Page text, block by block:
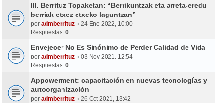
III. Berrituz Topaketan: “Berrikuntzak eta arreta-eredu
berriak etxez etxeko laguntzan”
por admberrituz » 24 Ene 2022, 10:00
Respuestas: 0
Envejecer No Es Sinónimo de Perder Calidad de Vida
por admberrituz » 03 Nov 2021, 12:54
Respuestas: 0
Appowerment: capacitación en nuevas tecnologías y
autoorganización
por admberrituz » 26 Oct 2021, 13:42